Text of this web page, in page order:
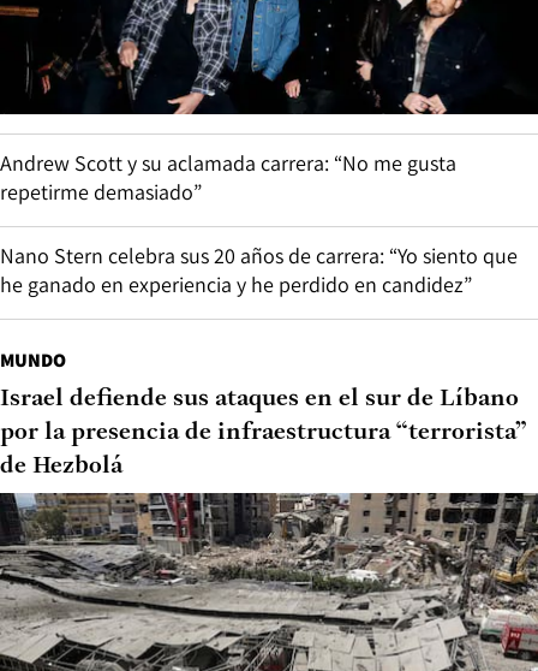
Andrew Scott y su aclamada carrera: “No me gusta
repetirme demasiado”
Nano Stern celebra sus 20 años de carrera: “Yo siento que
he ganado en experiencia y he perdido en candidez”
MUNDO
Israel defiende sus ataques en el sur de Líbano
por la presencia de infraestructura “terrorista”
de Hezbolá